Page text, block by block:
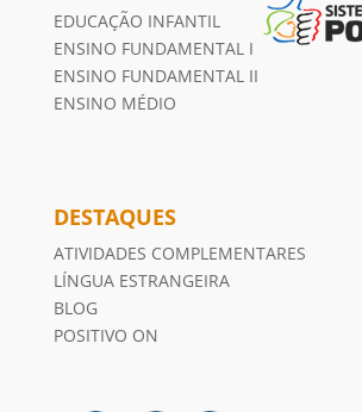
EDUCAÇÃO INFANTIL
ENSINO FUNDAMENTAL I
ENSINO FUNDAMENTAL II
ENSINO MÉDIO
DESTAQUES
ATIVIDADES COMPLEMENTARES
LÍNGUA ESTRANGEIRA
BLOG
POSITIVO ON